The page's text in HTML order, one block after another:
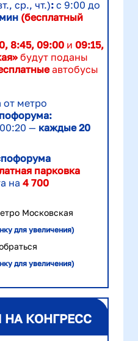
ср., чт.): с 9:00 до
(бесплатный
8:45, 09:00 и 09:15,
будут поданы
автобусы
от метро
— каждые 20
парковка
на 4 700
для увеличения)
для увеличения)
НА КОНГРЕСС